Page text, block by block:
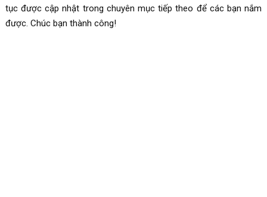
tục được cập nhật trong chuyên mục tiếp theo để các bạn nắm
được. Chúc bạn thành công!